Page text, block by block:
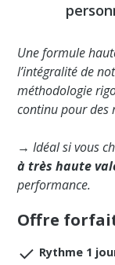
Une formule
l’intégralité de
méthodologie
continu pour des
→ Idéal si vous
à très haute
performance.
Offre
Rythme 1